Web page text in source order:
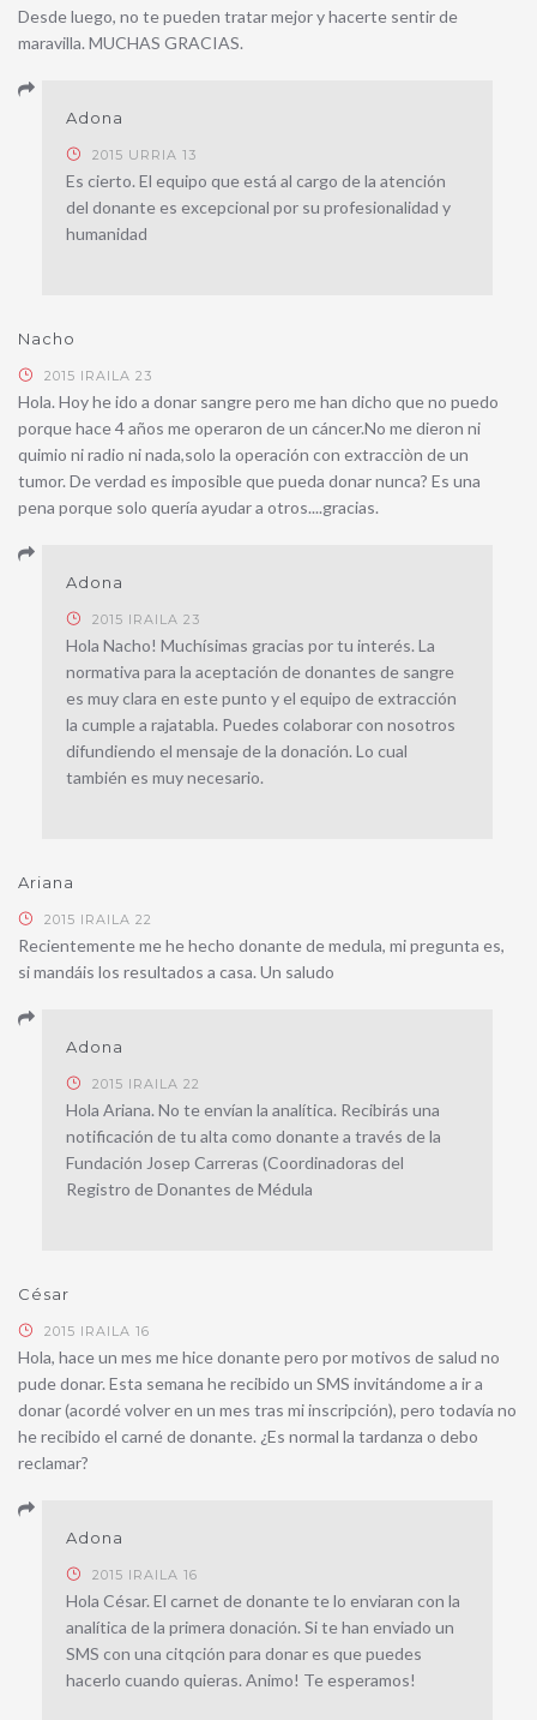
Desde luego, no te pueden tratar mejor y hacerte sentir de
maravilla. MUCHAS GRACIAS.
Adona
2015 URRIA 13
Es cierto. El equipo que está al cargo de la atención
del donante es excepcional por su profesionalidad y
humanidad
Nacho
2015 IRAILA 23
Hola. Hoy he ido a donar sangre pero me han dicho que no puedo
porque hace 4 años me operaron de un cáncer.No me dieron ni
quimio ni radio ni nada,solo la operación con extracciòn de un
tumor. De verdad es imposible que pueda donar nunca? Es una
pena porque solo quería ayudar a otros....gracias.
Adona
2015 IRAILA 23
Hola Nacho! Muchísimas gracias por tu interés. La
normativa para la aceptación de donantes de sangre
es muy clara en este punto y el equipo de extracción
la cumple a rajatabla. Puedes colaborar con nosotros
difundiendo el mensaje de la donación. Lo cual
también es muy necesario.
Ariana
2015 IRAILA 22
Recientemente me he hecho donante de medula, mi pregunta es,
si mandáis los resultados a casa. Un saludo
Adona
2015 IRAILA 22
Hola Ariana. No te envían la analítica. Recibirás una
notificación de tu alta como donante a través de la
Fundación Josep Carreras (Coordinadoras del
Registro de Donantes de Médula
César
2015 IRAILA 16
Hola, hace un mes me hice donante pero por motivos de salud no
pude donar. Esta semana he recibido un SMS invitándome a ir a
donar (acordé volver en un mes tras mi inscripción), pero todavía no
he recibido el carné de donante. ¿Es normal la tardanza o debo
reclamar?
Adona
2015 IRAILA 16
Hola César. El carnet de donante te lo enviaran con la
analítica de la primera donación. Si te han enviado un
SMS con una citqción para donar es que puedes
hacerlo cuando quieras. Animo! Te esperamos!